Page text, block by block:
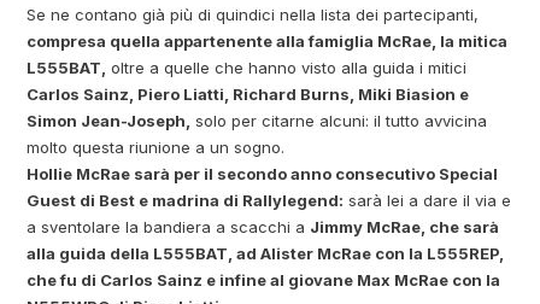
Se ne contano già più di quindici nella lista dei partecipanti,
compresa quella appartenente alla famiglia McRae, la mitica
L555BAT, oltre a quelle che hanno visto alla guida i mitici
Carlos Sainz, Piero Liatti, Richard Burns, Miki Biasion e
Simon Jean-Joseph, solo per citarne alcuni: il tutto avvicina
molto questa riunione a un sogno.
Hollie McRae sarà per il secondo anno consecutivo Special
Guest di Best e madrina di Rallylegend: sarà lei a dare il via e
a sventolare la bandiera a scacchi a Jimmy McRae, che sarà
alla guida della L555BAT, ad Alister McRae con la L555REP,
che fu di Carlos Sainz e infine al giovane Max McRae con la